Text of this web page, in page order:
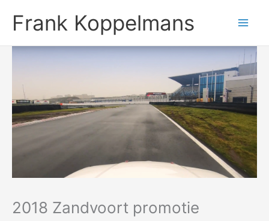
naar
de
Frank Koppelmans
2018 Zandvoort promotie